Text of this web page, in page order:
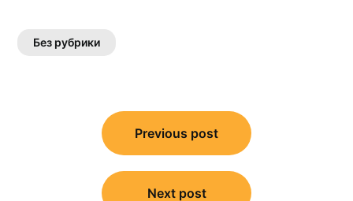
Без рубрики
Навигация
Previous post
Next post